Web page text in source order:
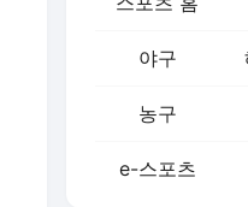
야구
농구
e-스포츠